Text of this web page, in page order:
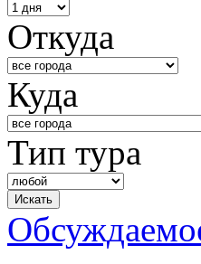
Откуда
Куда
Тип тура